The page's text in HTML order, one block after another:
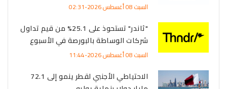
السبت 08 أغسطس 2026-02:31
"ثاندر" تستحوذ على 25.1% من قيم تداول
شركات الوساطة بالبورصة في الأسبوع
السبت 08 أغسطس 2026-11:44
الاحتياطي الأجنبي لقطر ينمو إلى 72.1